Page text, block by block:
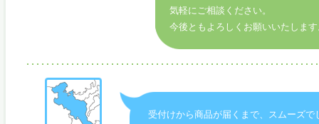
気軽にご相談ください。
今後ともよろしくお願いいたしま
受付けから商品が届くまで、スムーズで